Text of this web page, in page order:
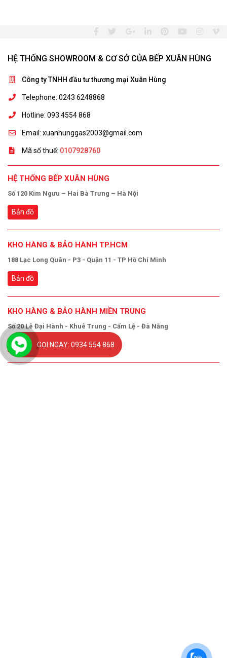
HỆ THỐNG SHOWROOM & CƠ SỞ CỦA BẾP XUÂN HÙNG
Công ty TNHH đầu tư thương mại Xuân Hùng
Telephone: 0243 6248868
Hotline: 093 4554 868
Email: xuanhunggas2003@gmail.com
Mã số thuế: 0107928760
HỆ THỐNG BẾP XUÂN HÙNG
Số 120 Kim Ngưu – Hai Bà Trưng – Hà Nội
Bản đồ
KHO HÀNG & BẢO HÀNH TP.HCM
188 Lạc Long Quân - P3 - Quận 11 - TP Hồ Chí Minh
Bản đồ
KHO HÀNG & BẢO HÀNH MIỀN TRUNG
Số 20 Lê Đại Hành - Khuê Trung - Cẩm Lệ - Đà Nẵng
Bản đồ GỌI NGAY: 0934 554 868